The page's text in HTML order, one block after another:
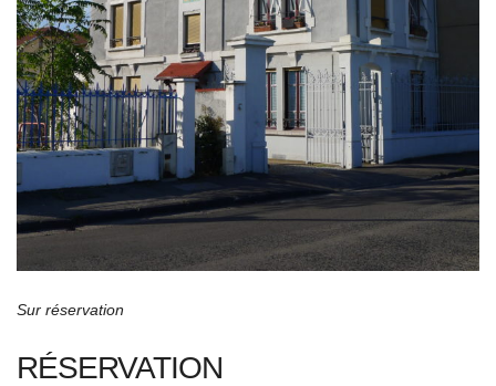
Sur réservation
RÉSERVATION